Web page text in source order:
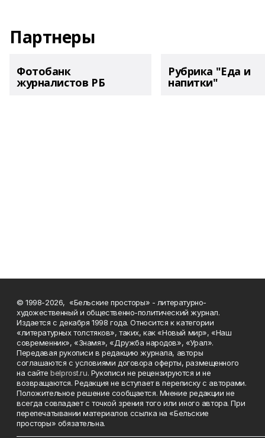
Партнеры
Фотобанк
журналистов РБ
Рубрика "Еда и
напитки"
© 1998-2026, «Бельские просторы» - литературно-
художественный и общественно-политический журнал.
Издается с декабря 1998 года. Относится к категории
«литературных толстяков», таких, как «Новый мир», «Наш
современник», «Знамя», «Дружба народов», «Урал».
Передавая рукописи в редакцию журнала, авторы
соглашаются с условиями договора оферты, размещенного
на сайтеbelprost.ru. Рукописи не рецензируются и не
возвращаются. Редакция не вступает в переписку с авторами.
Положительное решение сообщается. Мнение редакции не
всегда совпадает с точкой зрения того или иного автора. При
перепечатывании материалов ссылка на «Бельские
просторы» обязательна.